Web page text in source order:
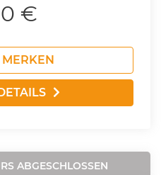
€
ABGESCHLOSSEN